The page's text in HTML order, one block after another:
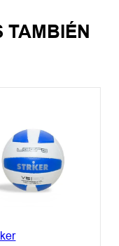
TAMBIÉN